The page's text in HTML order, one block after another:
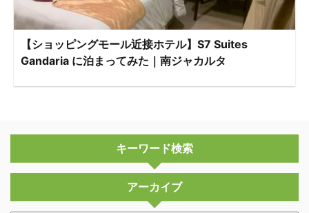
【ショッピングモール近接ホテル】S7 Suites
Gandaria に泊まってみた｜南ジャカルタ
キーワード検索
アーカイブ